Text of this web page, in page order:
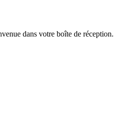
dans votre boîte de réception.